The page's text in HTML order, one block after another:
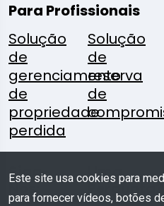
Para Profissionais
Solução
de
gerenciamento
de
propriedade
perdida
Solução
de
reserva
de
Siga-
Nos:
Uma
Pergunta?
Este site usa cookies para
para fornecer vídeos, botões